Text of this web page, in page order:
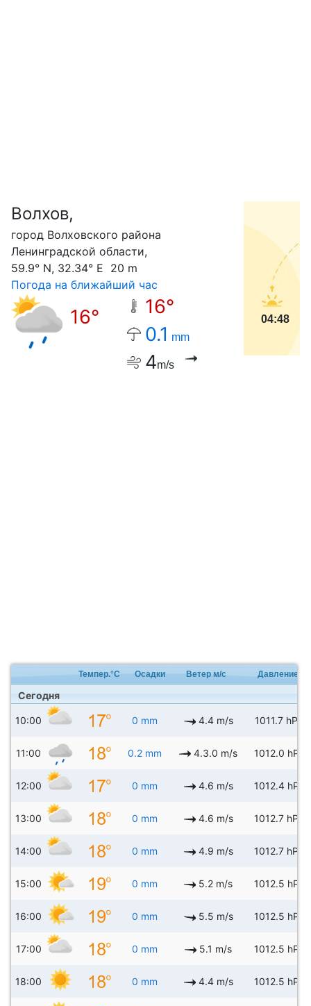
Волхов,
город Волховского района
Ленинградской области,
59.9° N, 32.34° E 20 m
Погода на ближайший час
16°
16°
0.1 mm
4m/s
04:48
Темпер.°C Осадки Ветер м/с Давление
Сегодня
10:00 0 mm 4.4 m/s 1011.7 hPa
11:00 0.2 mm 4.3.0 m/s 1012.0 hPa
12:00 0 mm 4.6 m/s 1012.4 hPa
13:00 0 mm 4.6 m/s 1012.7 hPa
14:00 0 mm 4.9 m/s 1012.7 hPa
15:00 0 mm 5.2 m/s 1012.5 hPa
16:00 0 mm 5.5 m/s 1012.5 hPa
17:00 0 mm 5.1 m/s 1012.5 hPa
18:00 0 mm 4.4 m/s 1012.5 hPa